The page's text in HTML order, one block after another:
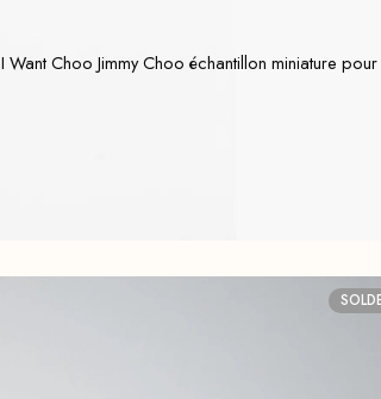
I Want Choo Jimmy Choo échantillon miniature